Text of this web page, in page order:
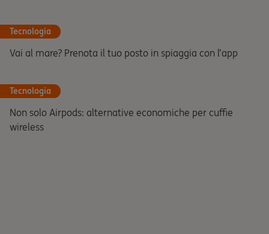
Tecnologia
Vai al mare? Prenota il tuo posto in spiaggia con l’app
Tecnologia
Non solo Airpods: alternative economiche per cuffie
wireless